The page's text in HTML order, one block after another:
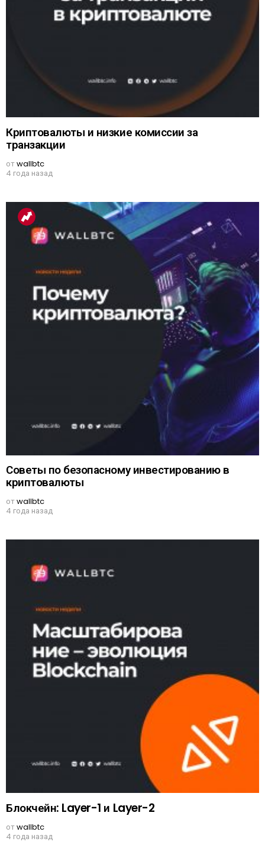
Криптовалюты и низкие комиссии за
транзакции
отwallbtc
4 года назад
Советы по безопасному инвестированию в
криптовалюты
отwallbtc
4 года назад
Блокчейн: Layer-1 и Layer-2
отwallbtc
4 года назад